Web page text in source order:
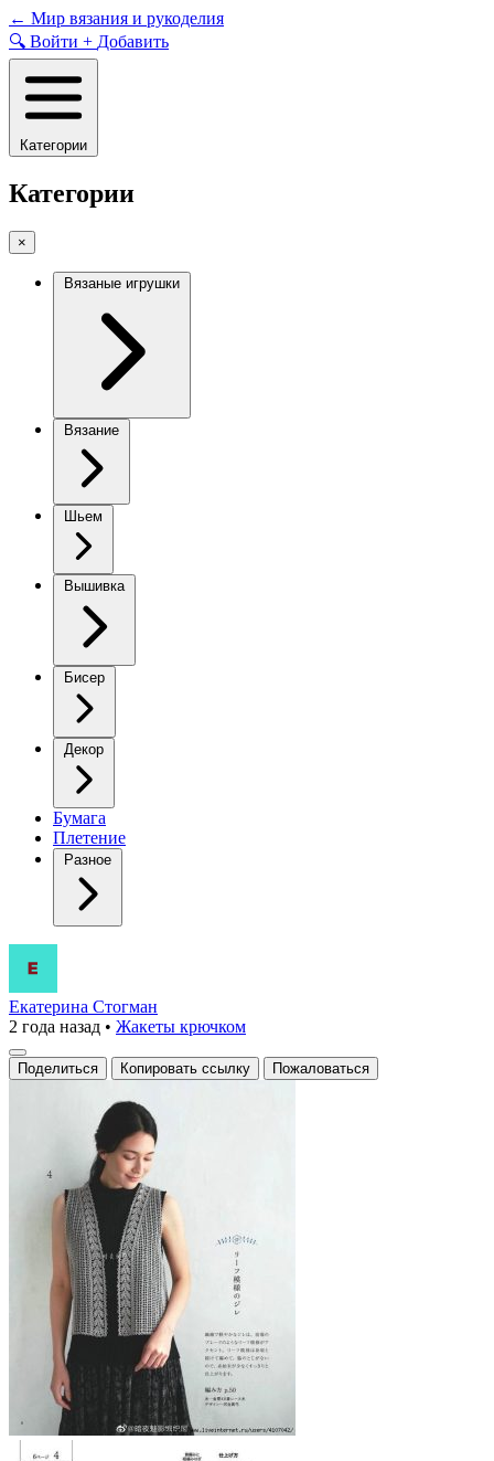
Skip
to
content
← Мир вязания и рукоделия
🔍 Войти + Добавить
Категории
Категории
×
Вязаные игрушки
Вязание
Шьем
Вышивка
Бисер
Декор
Бумага
Плетение
Разное
Вдохновение
из
кружева:
нежный
Екатерина Стогман
2 года назад • Жакеты крючком
Поделиться Копировать ссылку Пожаловаться